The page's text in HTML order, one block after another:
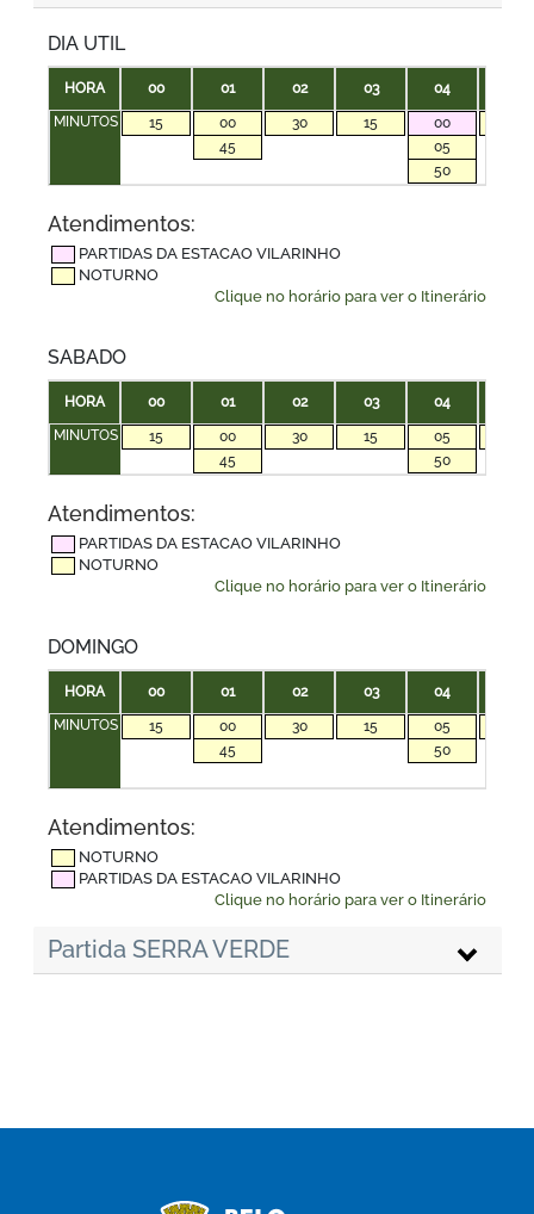
DIA UTIL
HORA 00 01 02 03 04
MINUTOS
15
00
45
30 15
00
05
50
Atendimentos:
PARTIDAS DA ESTACAO VILARINHO
NOTURNO
Clique no horário para ver o Itinerário
SABADO
HORA 00 01 02 03 04
MINUTOS
15
00
45
30 15
05
50
Atendimentos:
PARTIDAS DA ESTACAO VILARINHO
NOTURNO
Clique no horário para ver o Itinerário
DOMINGO
HORA 00 01 02 03 04
MINUTOS
15
00
45
30 15
05
50
Atendimentos:
NOTURNO
PARTIDAS DA ESTACAO VILARINHO
Clique no horário para ver o Itinerário
Partida SERRA VERDE